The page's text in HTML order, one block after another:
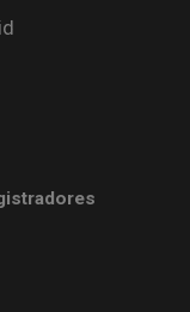
ventana nueva)